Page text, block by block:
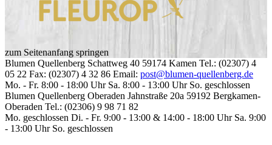
zum Seitenanfang springen
Blumen Quellenberg Schattweg 40 59174 Kamen Tel.: (02307) 4
05 22 Fax: (02307) 4 32 86 Email: post@blumen-quellenberg.de
Mo. - Fr. 8:00 - 18:00 Uhr Sa. 8:00 - 13:00 Uhr So. geschlossen
Blumen Quellenberg Oberaden Jahnstraße 20a 59192 Bergkamen-
Oberaden Tel.: (02306) 9 98 71 82
Mo. geschlossen Di. - Fr. 9:00 - 13:00 & 14:00 - 18:00 Uhr Sa. 9:00
- 13:00 Uhr So. geschlossen